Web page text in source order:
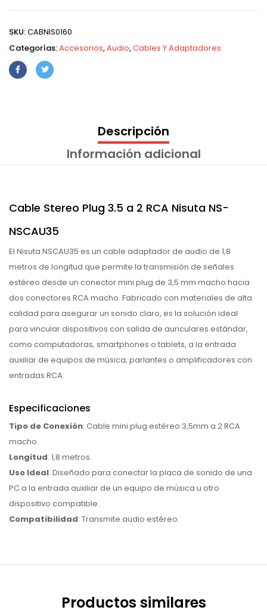
SKU:CABNIS0160
Categorías:Accesorios,Audio,Cables Y Adaptadores
Descripción
Información adicional
Cable Stereo Plug 3.5 a 2 RCA Nisuta NS-
NSCAU35
El Nisuta NSCAU35 es un cable adaptador de audio de 1,8
metros de longitud que permite la transmisión de señales
estéreo desde un conector mini plug de 3,5 mm macho hacia
dos conectores RCA macho. Fabricado con materiales de alta
calidad para asegurar un sonido claro, es la solución ideal
para vincular dispositivos con salida de auriculares estándar,
como computadoras, smartphones o tablets, a la entrada
auxiliar de equipos de música, parlantes o amplificadores con
entradas RCA.
Especificaciones
Tipo de Conexión: Cable mini plug estéreo 3,5mm a 2 RCA
macho.
Longitud: 1,8 metros.
Uso Ideal: Diseñado para conectar la placa de sonido de una
PC a la entrada auxiliar de un equipo de música u otro
dispositivo compatible.
Compatibilidad: Transmite audio estéreo.
Productos similares